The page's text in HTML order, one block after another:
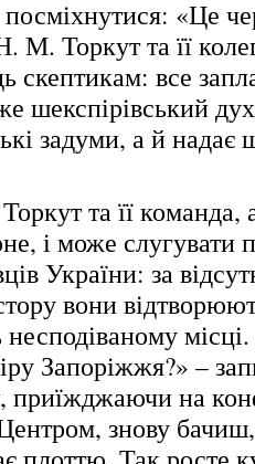
«Це
М. Торкут та її
скептикам: все
шекспірівський
задуми, а й надає
та її команда,
і може слугувати
України: за
вони
несподіваному
Запоріжжя?» –
приїжджаючи на
знову